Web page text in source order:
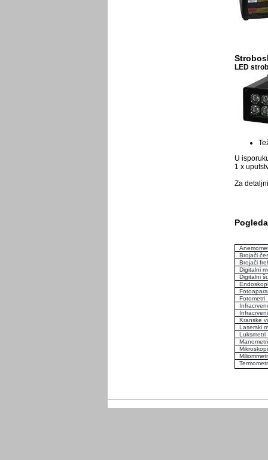
LED
U
1 x
Za
Brojači
Brojači
Digitalni
Digitalni
Endoskopi
Fotometri
Kranske
Laserski
Luksmetri
Manometri
Mikroskopi